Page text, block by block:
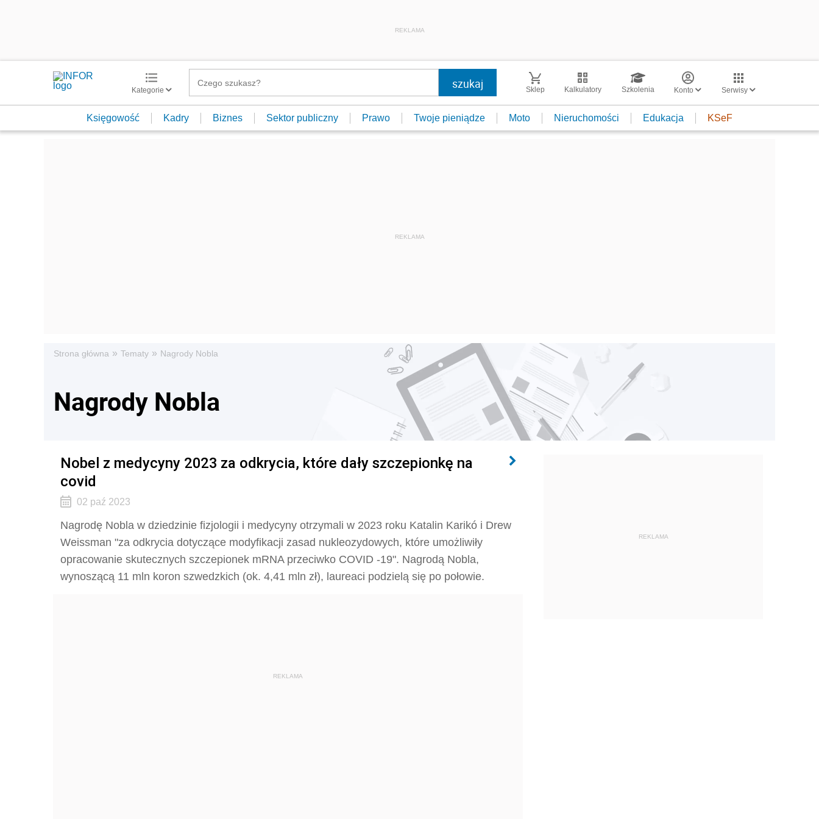
REKLAMA
Kategorie Sklep Kalkulatory Szkolenia Konto Serwisy
Księgowość Kadry Biznes Sektor publiczny Prawo Twoje pieniądze Moto Nieruchomości Edukacja KSeF
Strona główna » Tematy » Nagrody Nobla
Nagrody Nobla
Nobel z medycyny 2023 za odkrycia, które dały szczepionkę na
covid
02 paź 2023
Nagrodę Nobla w dziedzinie fizjologii i medycyny otrzymali w 2023 roku Katalin Karikó i Drew
Weissman "za odkrycia dotyczące modyfikacji zasad nukleozydowych, które umożliwiły
opracowanie skutecznych szczepionek mRNA przeciwko COVID -19". Nagrodą Nobla,
wynoszącą 11 mln koron szwedzkich (ok. 4,41 mln zł), laureaci podzielą się po połowie.
REKLAMA
REKLAMA